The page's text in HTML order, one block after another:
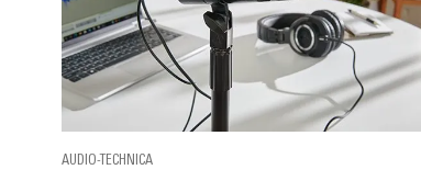
AUDIO-TECHNICA